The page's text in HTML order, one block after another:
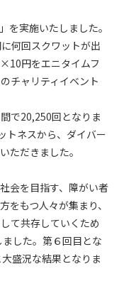
を実施いたしました。
何回スクワットが出
円をエニタイムフ
チャリティイベント
で20,250回となりま
トネスから、ダイバー
ただきました。
会を目指す、障がい者
をもつ人々が集まり、
て共存していくため
した。第６回目とな
盛況な結果となりま